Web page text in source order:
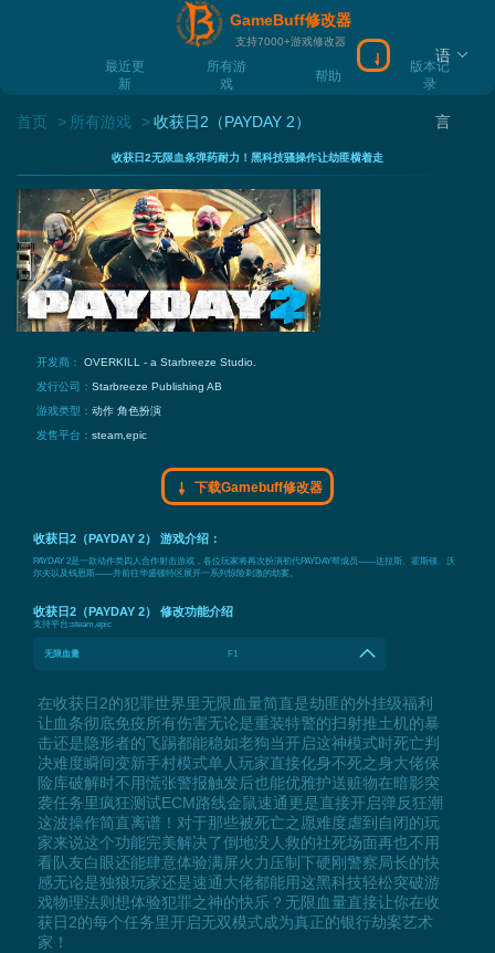
GameBuff修改器
支持7000+游戏修改器
最近更
新
所有游
戏
帮助
版本记
录
下载Gamebuff
语
言
首页 所有游戏 收获日2（PAYDAY 2）
收获日2无限血条弹药耐力！黑科技骚操作让劫匪横着走
开发商： OVERKILL - a Starbreeze Studio.
发行公司： Starbreeze Publishing AB
游戏类型： 动作角色扮演
发售平台： steam,epic
下载Gamebuff修改器
收获日2（PAYDAY 2） 游戏介绍：
PAYDAY 2是一款动作类四人合作射击游戏，各位玩家将再次扮演初代PAYDAY帮成员——达拉斯、霍斯顿、沃
尔夫以及钱恩斯——并前往华盛顿特区展开一系列惊险刺激的劫案。
收获日2（PAYDAY 2） 修改功能介绍
支持平台:steam,epic
无限血量 F1
在收获日2的犯罪世界里无限血量简直是劫匪的外挂级福利
让血条彻底免疫所有伤害无论是重装特警的扫射推土机的暴
击还是隐形者的飞踢都能稳如老狗当开启这神模式时死亡判
决难度瞬间变新手村模式单人玩家直接化身不死之身大佬保
险库破解时不用慌张警报触发后也能优雅护送赃物在暗影突
袭任务里疯狂测试ECM路线金鼠速通更是直接开启弹反狂潮
这波操作简直离谱！对于那些被死亡之愿难度虐到自闭的玩
家来说这个功能完美解决了倒地没人救的社死场面再也不用
看队友白眼还能肆意体验满屏火力压制下硬刚警察局长的快
感无论是独狼玩家还是速通大佬都能用这黑科技轻松突破游
戏物理法则想体验犯罪之神的快乐？无限血量直接让你在收
获日2的每个任务里开启无双模式成为真正的银行劫案艺术
家！